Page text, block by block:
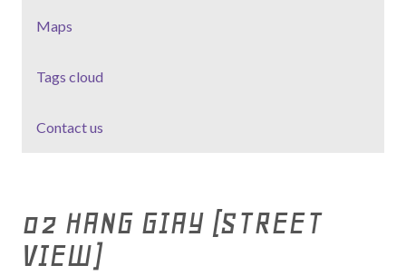
Maps
Tags cloud
Contact us
02 HANG GIAY (STREET
VIEW)